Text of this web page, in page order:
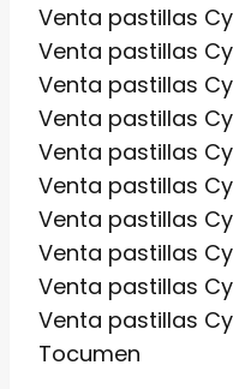
Venta pastillas
Venta pastillas
Venta pastillas
Venta pastillas
Venta pastillas
Venta pastillas
Venta pastillas
Venta pastillas
Venta pastillas
Venta pastillas
Tocumen